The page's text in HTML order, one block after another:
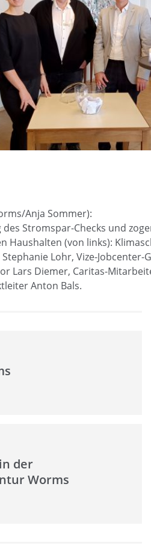
Anja Sommer):
Stromspar-Checks und
Haushalten (von links):
Lohr, Vize-
Lars Diemer, Caritas-
Anton Bals.
der
Worms